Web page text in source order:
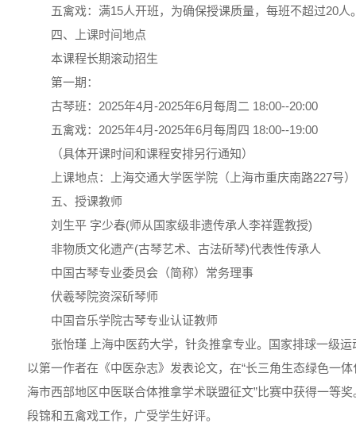
五禽戏：满15人开班，为确保授课质量，每班不超过20人
四、上课时间地点
本课程长期滚动招生
第一期：
古琴班：2025年4月-2025年6月每周二 18:00--20:00
五禽戏：2025年4月-2025年6月每周四 18:00--19:00
（具体开课时间和课程安排另行通知）
上课地点：上海交通大学医学院（上海市重庆南路227号）
五、授课教师
刘生平 字少春(师从国家级非遗传承人李祥霆教授)
非物质文化遗产(古琴艺术、古法斫琴)代表性传承人
中国古琴专业委员会（简称）常务理事
伏羲琴院资深斫琴师
中国音乐学院古琴专业认证教师
张怡瑾 上海中医药大学，针灸推拿专业。国家排球一级
以第一作者在《中医杂志》发表论文，在“长三角生态绿色一
海市西部地区中医联合体推拿学术联盟征文”比赛中获得一等
段锦和五禽戏工作，广受学生好评。